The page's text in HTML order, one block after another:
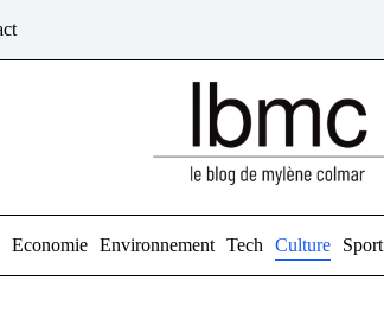
Economie Environnement Tech Culture Sport